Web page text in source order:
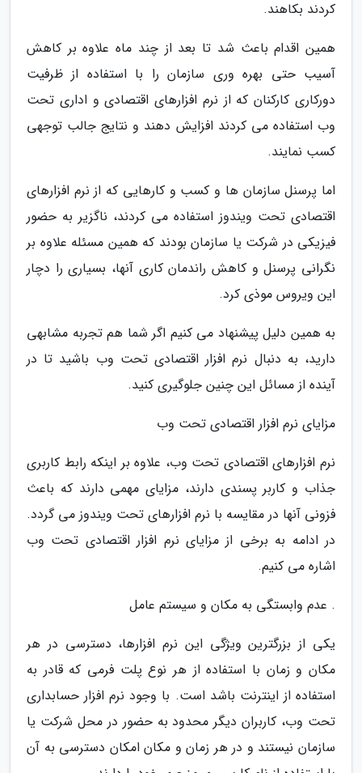
کردند بکاهند.
همین اقدام باعث شد تا بعد از چند ماه علاوه بر کاهش
آسیب حتی بهره وری سازمان را با استفاده از ظرفیت
دورکاری کارکنان که از نرم افزارهای اقتصادی و اداری تحت
وب استفاده می کردند افزایش دهند و نتایج جالب توجهی
کسب نمایند.
اما پرسنل سازمان ها و کسب و کارهایی که از نرم افزارهای
اقتصادی تحت ویندوز استفاده می کردند، ناگزیر به حضور
فیزیکی در شرکت یا سازمان بودند که همین مسئله علاوه بر
نگرانی پرسنل و کاهش راندمان کاری آنها، بسیاری را دچار
این ویروس موذی کرد.
به همین دلیل پیشنهاد می کنیم اگر شما هم تجربه مشابهی
دارید، به دنبال نرم افزار اقتصادی تحت وب باشید تا در
آینده از مسائل این چنین جلوگیری کنید.
مزایای نرم افزار اقتصادی تحت وب
نرم افزارهای اقتصادی تحت وب، علاوه بر اینکه رابط کاربری
جذاب و کاربر پسندی دارند، مزایای مهمی دارند که باعث
فزونی آنها در مقایسه با نرم افزارهای تحت ویندوز می گردد.
در ادامه به برخی از مزایای نرم افزار اقتصادی تحت وب
اشاره می کنیم.
. عدم وابستگی به مکان و سیستم عامل
یکی از بزرگترین ویژگی این نرم افزارها، دسترسی در هر
مکان و زمان با استفاده از هر نوع پلت فرمی که قادر به
استفاده از اینترنت باشد است. با وجود نرم افزار حسابداری
تحت وب، کاربران دیگر محدود به حضور در محل شرکت یا
سازمان نیستند و در هر زمان و مکان امکان دسترسی به آن